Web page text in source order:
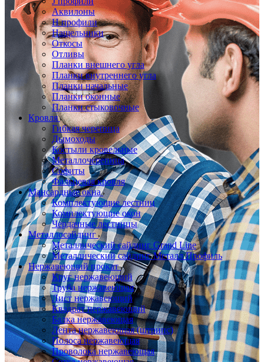
Аквилоны
Н профили
Нащельники
Откосы
Отливы
Планки внешнего угла
Планки внутреннего угла
Планки начальные
Планки оконные
Планки стыковочные
Кровля
Гибкая черепица
Дымоходы
Костыли кровельные
Металлочерепица
Софиты
Фальцевая кровля
Мансардные окна
Комплектующие лестниц
Комплектующие окон
Чердачные лестницы
Металлосайдинг
Металлический сайдинг Grand Line
Металлический сайдинг Металл Профиль
Нержавеющий прокат
Круг нержавеющий
Труба нержавеющая
Лист нержавеющий
Квадрат нержавеющий
Балка нержавеющая
Лента нержавеющая (штрипс)
Полоса нержавеющая
Проволока нержавеющая